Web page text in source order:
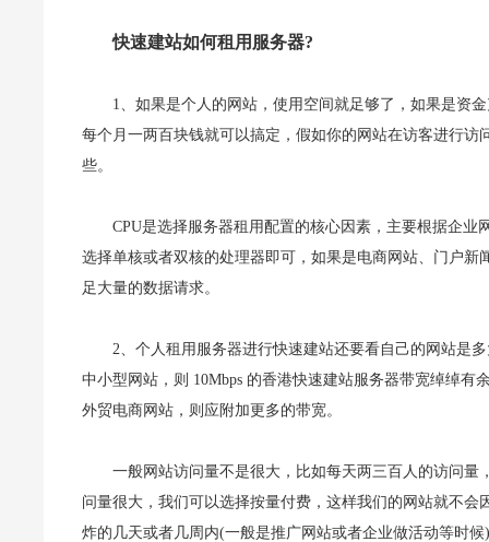
快速建站如何租用服务器?
1、如果是个人的网站，使用空间就足够了，如果是资
每个月一两百块钱就可以搞定，假如你的网站在访客进行
些。
CPU是选择服务器租用配置的核心因素，主要根据企
选择单核或者双核的处理器即可，如果是电商网站、门户
足大量的数据请求。
2、个人租用服务器进行快速建站还要看自己的网站是
中小型网站，则 10Mbps 的香港快速建站服务器带宽绰绰
外贸电商网站，则应附加更多的带宽。
一般网站访问量不是很大，比如每天两三百人的访问
问量很大，我们可以选择按量付费，这样我们的网站就不
炸的几天或者几周内(一般是推广网站或者企业做活动等时